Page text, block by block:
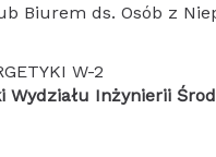
Biurem ds. Osób z
W-2
Inżynierii